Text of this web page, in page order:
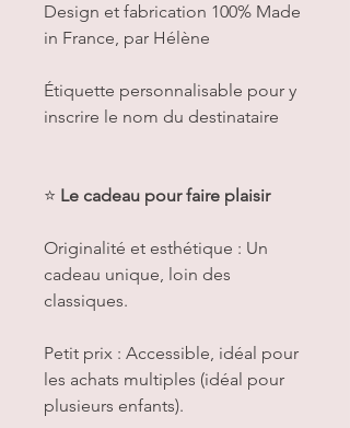
Design et fabrication 100% Made
in France, par Hélène
Étiquette personnalisable pour y
inscrire le nom du destinataire
⭐️ Le cadeau pour faire plaisir
Originalité et esthétique : Un
cadeau unique, loin des
classiques.
Petit prix : Accessible, idéal pour
les achats multiples (idéal pour
plusieurs enfants).